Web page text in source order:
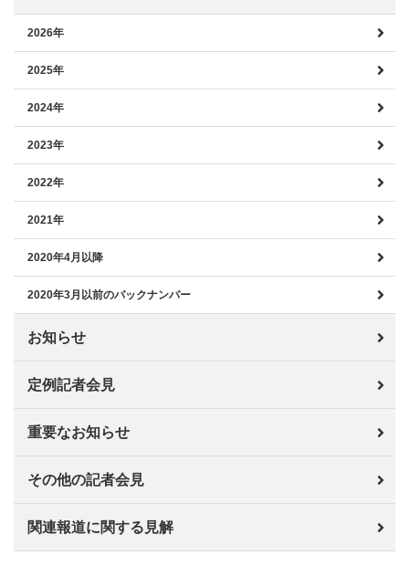
2026年
2025年
2024年
2023年
2022年
2021年
2020年4月以降
2020年3月以前のバックナンバー
お知らせ
定例記者会見
重要なお知らせ
その他の記者会見
関連報道に関する見解